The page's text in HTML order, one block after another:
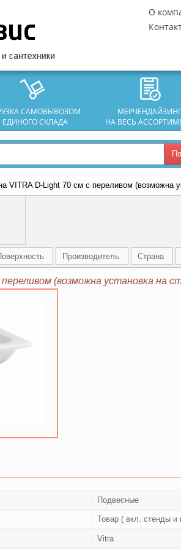
О
САМОВЫВОЗОМ
ЕДИНОГО СКЛАДА
МЕРЧЕНДАЙЗИНГ
НА ВЕСЬ
VITRA D-Light 70 см c переливом (возможна
Производитель Страна
(возможна установка на
Подвесные
Товар ( вкл. стенды и
Vitra